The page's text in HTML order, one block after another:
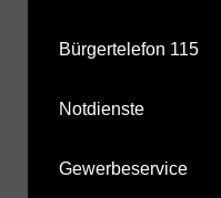
Bürgertelefon 115
Notdienste
Gewerbeservice